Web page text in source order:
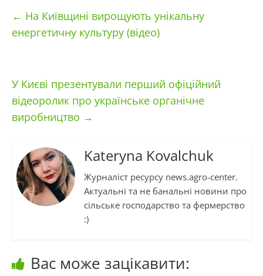
← На Київщині вирощують унікальну
енергетичну культуру (відео)
У Києві презентували перший офіційний
відеоролик про українське органічне
виробництво →
Kateryna Kovalchuk
Журналіст ресурсу news.agro-center.
Актуальні та не банальні новини про
сільське господарство та фермерство
:)
Вас може зацікавити: